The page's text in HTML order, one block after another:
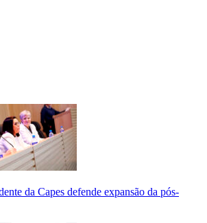
da Capes defende expansão da pós-